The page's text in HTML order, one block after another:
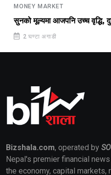
MONEY MARKET
सुनको मूल्यमा आजपनि उच्च वृद्धि,
2 घण्टा अगाडी
Bizshala.com, operated by
Nepal's premier financial
the economy, capital markets,